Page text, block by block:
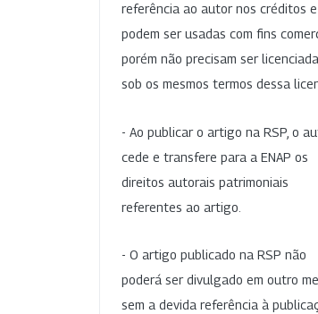
referência ao autor nos créditos
podem ser usadas com fins
porém não precisam ser
sob os mesmos termos dessa
- Ao publicar o artigo na RSP, o
cede e transfere para a ENAP os
direitos autorais patrimoniais
referentes ao artigo.
- O artigo publicado na RSP não
poderá ser divulgado em outro
sem a devida referência à